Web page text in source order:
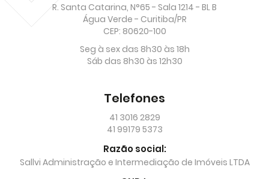
R. Santa Catarina, N°65 - Sala 1214 - BL B
Água Verde - Curitiba/PR
CEP: 80620-100
Seg à sex das 8h30 às 18h
Sáb das 8h30 às 12h30
Telefones
41 3016 2829
41 99179 5373
Razão social:
Sallvi Administração e Intermediação de Imóveis LTDA